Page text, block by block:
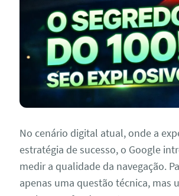
No cenário digital atual, onde a
estratégia de sucesso, o Google
medir a qualidade da navegação.
apenas uma questão técnica, mas